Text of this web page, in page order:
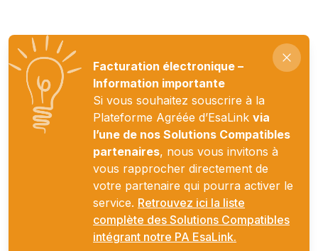
Facturation électronique –
Information importante
Si vous souhaitez souscrire à la
Plateforme Agréée d’EsaLinkvia
l’une de nos Solutions Compatibles
partenaires, nous vous invitons à
vous rapprocher directement de
votre partenaire qui pourra activer le
service. Retrouvez ici la liste
complète des Solutions Compatibles
intégrant notre PA EsaLink.